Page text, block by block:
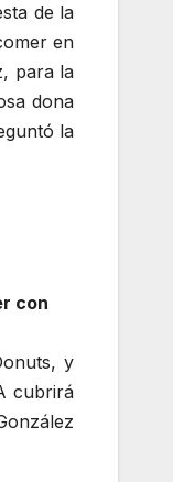
de la
en
para la
dona
la
con
y
cubrirá